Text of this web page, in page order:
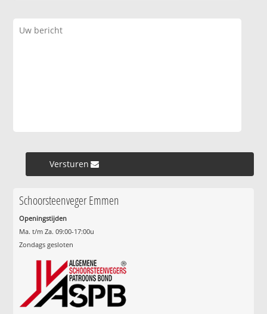
Versturen »
Schoorsteenveger Emmen
Openingstijden
Ma. t/m Za. 09:00-17:00u
Zondags gesloten